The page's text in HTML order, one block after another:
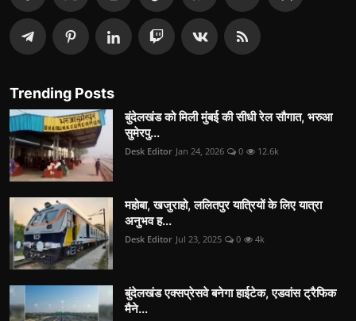
Trending Posts
बुंदेलखंड को मिली मुंबई की सीधी रेल सौगात, भरुआ
सुमेरपु...
Desk Editor Jan 24, 2026 0 12.6k
महोबा, खजुराहो, ललितपुर यात्रियों के लिए यात्रा
अनुभव ह...
Desk Editor Jul 23, 2025 0 4k
बुंदेलखंड एक्सप्रेसवे बनेगा हाईटेक, एडवांस ट्रैफिक
मैने...